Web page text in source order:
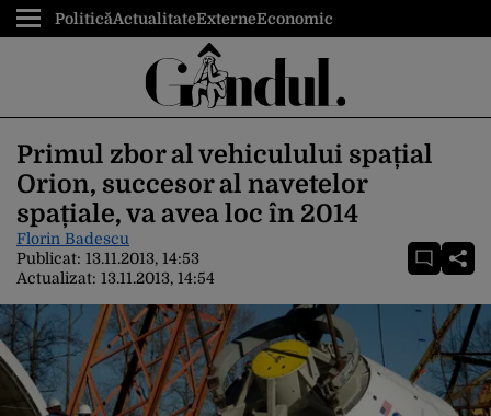
PoliticăActualitateExterneEconomic
Primul zbor al vehiculului spațial
Orion, succesor al navetelor
spațiale, va avea loc în 2014
Florin Badescu
Publicat: 13.11.2013, 14:53
Actualizat: 13.11.2013, 14:54